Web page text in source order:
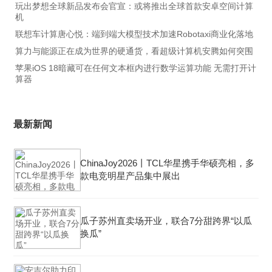
玩出梦想全球新品发布会官宣：或将推出全球首款安卓空间计算
机
联想车计算唐心悦：端到端大模型技术加速Robotaxi商业化落地
算力与能源正在成为世界的硬通货，看超级计算机安腾如何突围
苹果iOS 18暗藏可在任何文本框内进行数学运算功能 无需打开计
算器
最新新闻
ChinaJoy2026丨TCL华星携手华硕亮相，多
款电竞明星产品集中展出
瓜子苏州直卖场开业，联合7分甜跨界“以瓜
换瓜”